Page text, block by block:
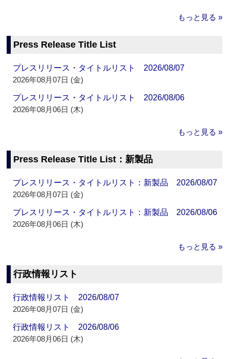
もっと見る »
Press Release Title List
プレスリリース・タイトルリスト 2026/08/07
2026年08月07日 (金)
プレスリリース・タイトルリスト 2026/08/06
2026年08月06日 (木)
もっと見る »
Press Release Title List：新製品
プレスリリース・タイトルリスト：新製品 2026/08/07
2026年08月07日 (金)
プレスリリース・タイトルリスト：新製品 2026/08/06
2026年08月06日 (木)
もっと見る »
行政情報リスト
行政情報リスト 2026/08/07
2026年08月07日 (金)
行政情報リスト 2026/08/06
2026年08月06日 (木)